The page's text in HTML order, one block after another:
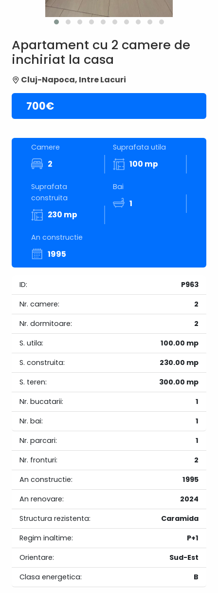
Apartament cu 2 camere de
inchiriat la casa
Cluj-Napoca, Intre Lacuri
700€
Camere
2
Suprafata utila
100 mp
Suprafata
construita
230 mp
Bai
1
An constructie
1995
ID:
P963
Nr. camere:
2
Nr. dormitoare:
2
S. utila:
100.00 mp
S. construita:
230.00 mp
S. teren:
300.00 mp
Nr. bucatarii:
1
Nr. bai:
1
Nr. parcari:
1
Nr. fronturi:
2
An constructie:
1995
An renovare:
2024
Structura rezistenta:
Caramida
Regim inaltime:
P+1
Orientare:
Sud-Est
Clasa energetica:
B